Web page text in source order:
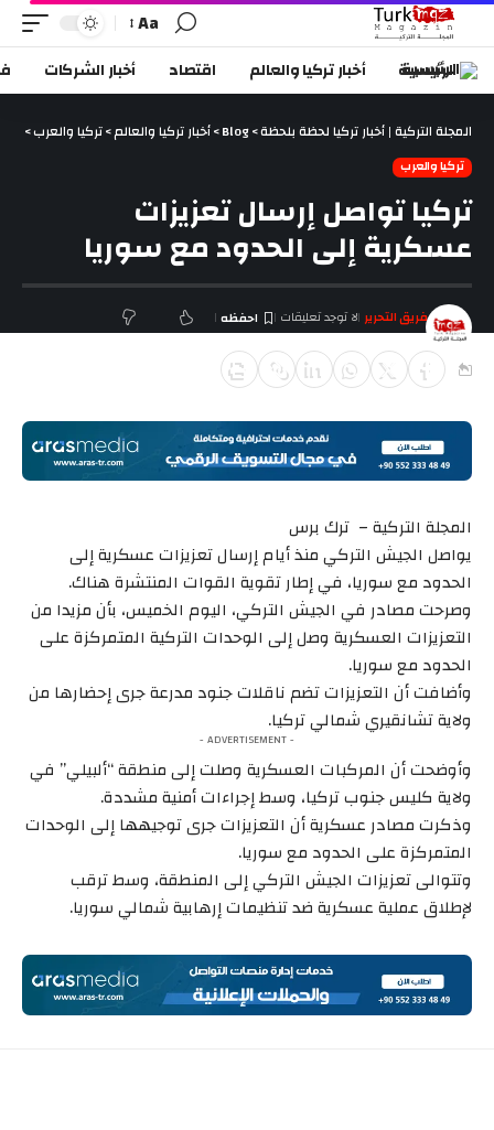
Aa
الرئيسية أخبار تركيا والعالم اقتصاد أخبار الشركات
المجلة التركية | أخبار تركيا لحظة بلحظة>
Blog
>أخبار تركيا والعالم>تركيا والعرب>
تركيا والعرب
تركيا تواصل إرسال تعزيزات
عسكرية إلى الحدود مع سوريا
آخر تحديث ديسمبر 27, 2018 4:38 م
فريق التحرير لا توجد تعليقات
المجلة التركية – ترك برس
يواصل الجيش التركي منذ أيام إرسال تعزيزات عسكرية إلى
الحدود مع سوريا، في إطار تقوية القوات المنتشرة هناك.
وصرحت مصادر في الجيش التركي، اليوم الخميس، بأن مزيدا من
التعزيزات العسكرية وصل إلى الوحدات التركية المتمركزة على
الحدود مع سوريا.
وأضافت أن التعزيزات تضم ناقلات جنود مدرعة جرى إحضارها من
ولاية تشانقيري شمالي تركيا.
- ADVERTISEMENT -
وأوضحت أن المركبات العسكرية وصلت إلى منطقة “ألبيلي” في
ولاية كليس جنوب تركيا، وسط إجراءات أمنية مشددة.
وذكرت مصادر عسكرية أن التعزيزات جرى توجيهها إلى الوحدات
المتمركزة على الحدود مع سوريا.
وتتوالى تعزيزات الجيش التركي إلى المنطقة، وسط ترقب
لإطلاق عملية عسكرية ضد تنظيمات إرهابية شمالي سوريا.